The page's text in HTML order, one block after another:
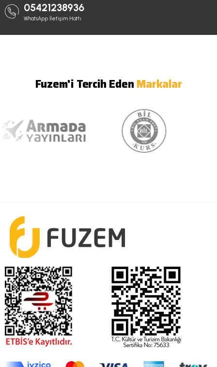
05421238936
WhatsApp İletişim Hattı
Fuzem'i Tercih Eden Markalar